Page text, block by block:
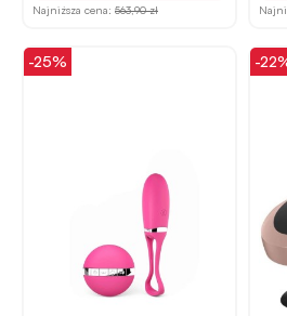
Najniższa cena: 563,90 zł
-25% -